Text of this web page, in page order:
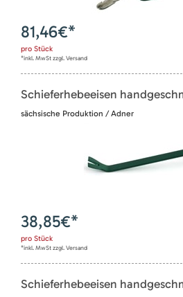
81,46€*
pro Stück
*inkl. MwSt zzgl. Versand
Schieferhebeeisen
sächsische Produktion / Adner
38,85€*
pro Stück
*inkl. MwSt zzgl. Versand
Schieferhebeeisen